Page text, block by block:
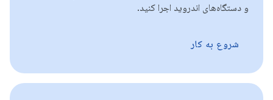
و دستگاه‌های اندروید اجرا کنید.
شروع به کار